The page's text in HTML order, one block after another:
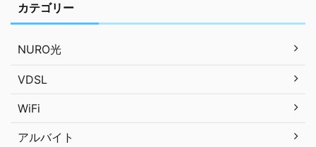
カテゴリー
NURO光
VDSL
WiFi
アルバイト